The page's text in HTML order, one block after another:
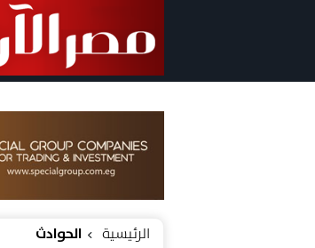
الرئيسية الحوادث